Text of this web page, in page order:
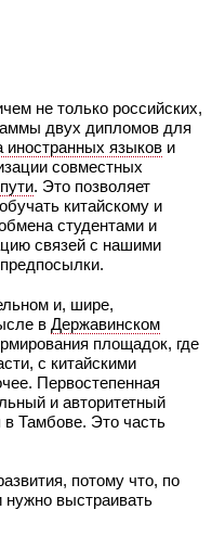
не только российских,
двух дипломов для
иностранных языков и
совместных
. Это позволяет
китайскому и
студентами и
связей с нашими
и, шире,
в Державинском
площадок, где
с китайскими
Первостепенная
и авторитетный
Тамбове. Это часть
потому что, по
выстраивать